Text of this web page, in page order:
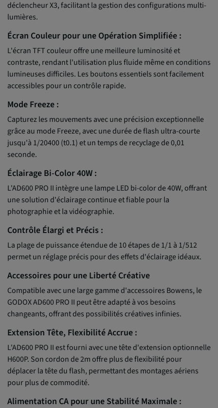
déclencheur X3, facilitant la gestion des configurations multi-
lumières.
Écran Couleur pour une Opération Simplifiée :
L'écran TFT couleur offre une meilleure luminosité et
contraste, rendant l'utilisation plus fluide même en conditions
lumineuses difficiles. Les boutons essentiels sont facilement
accessibles pour un contrôle rapide.
Mode Freeze :
Capturez les mouvements avec une précision exceptionnelle
grâce au mode Freeze, avec une durée de flash ultra-courte
jusqu'à 1/20400 (t0.1) et un temps de recyclage de 0,01
seconde.
Éclairage Bi-Color 40W :
L'AD600 PRO II intègre une lampe LED bi-color de 40W, offrant
une solution d'éclairage continue et fiable pour la
photographie et la vidéographie.
Contrôle Élargi et Précis :
La plage de puissance étendue de 10 étapes de 1/1 à 1/512
permet un réglage précis pour des effets d'éclairage idéaux.
Accessoires pour une Liberté Créative
Compatible avec une large gamme d'accessoires Bowens, le
GODOX AD600 PRO II peut être adapté à vos besoins
changeants, offrant des possibilités créatives infinies.
Extension Tête, Flexibilité Accrue :
L'AD600 PRO II est fourni avec une tête d'extension optionnelle
H600P. Son cordon de 2m offre plus de flexibilité pour
déplacer la tête du flash, permettant des montages aériens
pour plus de commodité.
Alimentation CA pour une Stabilité Maximale :